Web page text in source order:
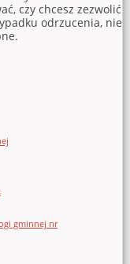
gminnej nr
czy chcesz zezwolić
odrzucenia, nie